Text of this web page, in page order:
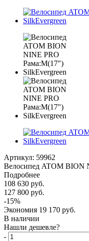
Артикул: 59962
Велосипед ATOM BION
Подробнее
108 630 руб.
127 800 руб.
-15%
Экономия 19 170 руб.
В наличии
Нашли дешевле?
-